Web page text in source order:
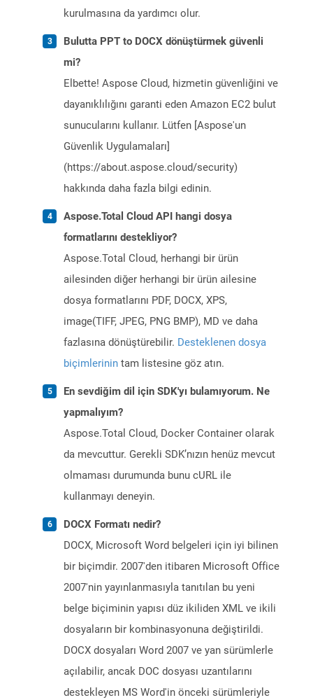
kurulmasına da yardımcı olur.
Bulutta PPT to DOCX dönüştürmek güvenli
mi?
Elbette! Aspose Cloud, hizmetin güvenliğini ve
dayanıklılığını garanti eden Amazon EC2 bulut
sunucularını kullanır. Lütfen [Aspose'un
Güvenlik Uygulamaları]
(https://about.aspose.cloud/security)
hakkında daha fazla bilgi edinin.
Aspose.Total Cloud API hangi dosya
formatlarını destekliyor?
Aspose.Total Cloud, herhangi bir ürün
ailesinden diğer herhangi bir ürün ailesine
dosya formatlarını PDF, DOCX, XPS,
image(TIFF, JPEG, PNG BMP), MD ve daha
fazlasına dönüştürebilir. Desteklenen dosya
biçimlerinin tam listesine göz atın.
En sevdiğim dil için SDK'yı bulamıyorum. Ne
yapmalıyım?
Aspose.Total Cloud, Docker Container olarak
da mevcuttur. Gerekli SDK’nızın henüz mevcut
olmaması durumunda bunu cURL ile
kullanmayı deneyin.
DOCX Formatı nedir?
DOCX, Microsoft Word belgeleri için iyi bilinen
bir biçimdir. 2007'den itibaren Microsoft Office
2007'nin yayınlanmasıyla tanıtılan bu yeni
belge biçiminin yapısı düz ikiliden XML ve ikili
dosyaların bir kombinasyonuna değiştirildi.
DOCX dosyaları Word 2007 ve yan sürümlerle
açılabilir, ancak DOC dosyası uzantılarını
destekleyen MS Word'in önceki sürümleriyle